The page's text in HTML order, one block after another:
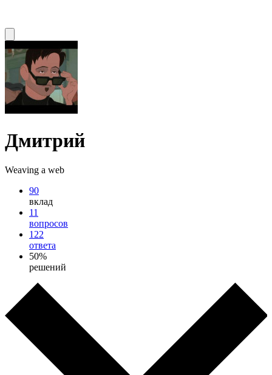
Дмитрий
Weaving a web
90
вклад
11
вопросов
122
ответа
50%
решений